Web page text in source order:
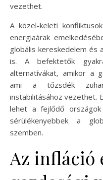
vezethet.
A közel-keleti
energiaárak
globális kereskedelem és
is. A befektetők
alternatívákat, amikor a
ami a tőzsdék
instabilitásához vezethet.
lehet a fejlődő
sérülékenyebbek a
szemben.
Az infláció